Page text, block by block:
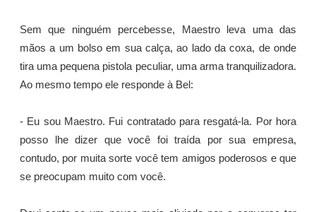
Sem que ninguém percebesse, Maestro leva uma das
mãos a um bolso em sua calça, ao lado da coxa, de onde
tira uma pequena pistola peculiar, uma arma tranquilizadora.
Ao mesmo tempo ele responde à Bel:
- Eu sou Maestro. Fui contratado para resgatá-la. Por hora
posso lhe dizer que você foi traída por sua empresa,
contudo, por muita sorte você tem amigos poderosos e que
se preocupam muito com você.